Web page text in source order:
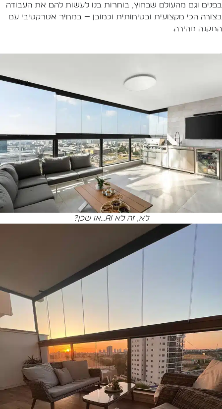
וגם מהעולם שבחוץ, בוחרות בנו לעשות להם את העבודה
הכי מקצועית ובטיחותית וכמובן — במחיר אטרקטיבי עם
מהירה.
לא, זה לא Ai...או שכן?